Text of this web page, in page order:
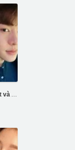
phẫu thuật hai hàm , vline, mũi, mắt và tiêm mỡ trán